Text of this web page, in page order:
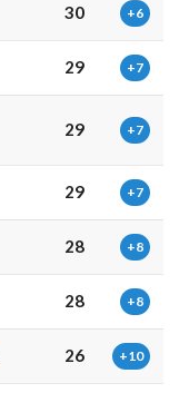
30 +6
29 +7
29 +7
29 +7
28 +8
28 +8
26 +10